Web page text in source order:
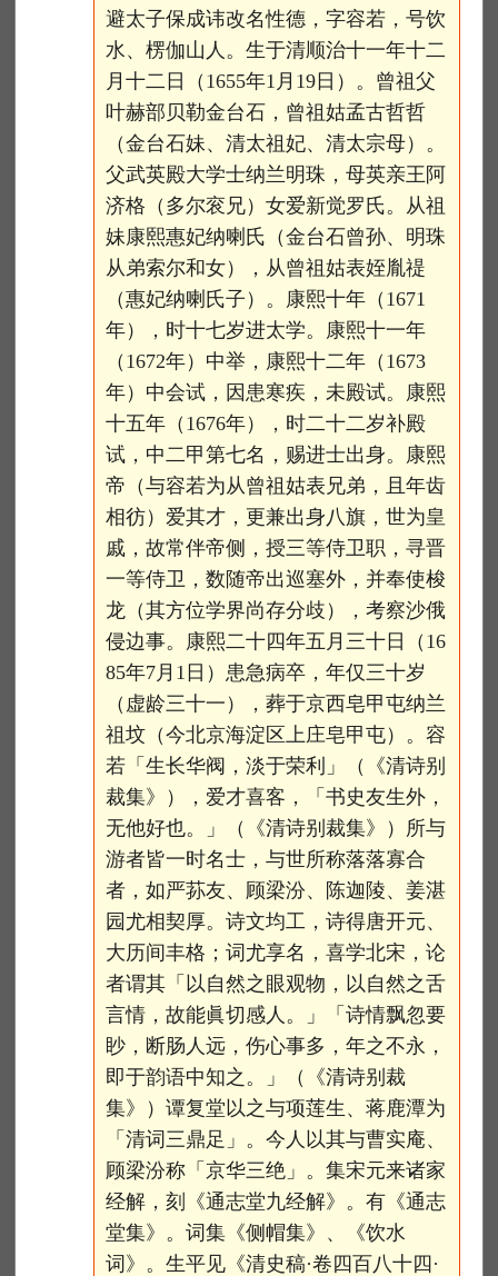
避太子保成讳改名性德，字容若，号饮
水、楞伽山人。生于清顺治十一年十二
月十二日（1655年1月19日）。曾祖父
叶赫部贝勒金台石，曾祖姑孟古哲哲
（金台石妹、清太祖妃、清太宗母）。
父武英殿大学士纳兰明珠，母英亲王阿
济格（多尔衮兄）女爱新觉罗氏。从祖
妹康熙惠妃纳喇氏（金台石曾孙、明珠
从弟索尔和女），从曾祖姑表姪胤禔
（惠妃纳喇氏子）。康熙十年（1671
年），时十七岁进太学。康熙十一年
（1672年）中举，康熙十二年（1673
年）中会试，因患寒疾，未殿试。康熙
十五年（1676年），时二十二岁补殿
试，中二甲第七名，赐进士出身。康熙
帝（与容若为从曾祖姑表兄弟，且年齿
相彷）爱其才，更兼出身八旗，世为皇
戚，故常伴帝侧，授三等侍卫职，寻晋
一等侍卫，数随帝出巡塞外，并奉使梭
龙（其方位学界尚存分歧），考察沙俄
侵边事。康熙二十四年五月三十日（16
85年7月1日）患急病卒，年仅三十岁
（虚龄三十一），葬于京西皂甲屯纳兰
祖坟（今北京海淀区上庄皂甲屯）。容
若「生长华阀，淡于荣利」（《清诗别
裁集》），爱才喜客，「书史友生外，
无他好也。」（《清诗别裁集》）所与
游者皆一时名士，与世所称落落寡合
者，如严荪友、顾梁汾、陈迦陵、姜湛
园尤相契厚。诗文均工，诗得唐开元、
大历间丰格；词尤享名，喜学北宋，论
者谓其「以自然之眼观物，以自然之舌
言情，故能眞切感人。」「诗情飘忽要
眇，断肠人远，伤心事多，年之不永，
即于韵语中知之。」（《清诗别裁
集》）谭复堂以之与项莲生、蒋鹿潭为
「清词三鼎足」。今人以其与曹实庵、
顾梁汾称「京华三绝」。集宋元来诸家
经解，刻《通志堂九经解》。有《通志
堂集》。词集《侧帽集》、《饮水
词》。生平见《清史稿·卷四百八十四·